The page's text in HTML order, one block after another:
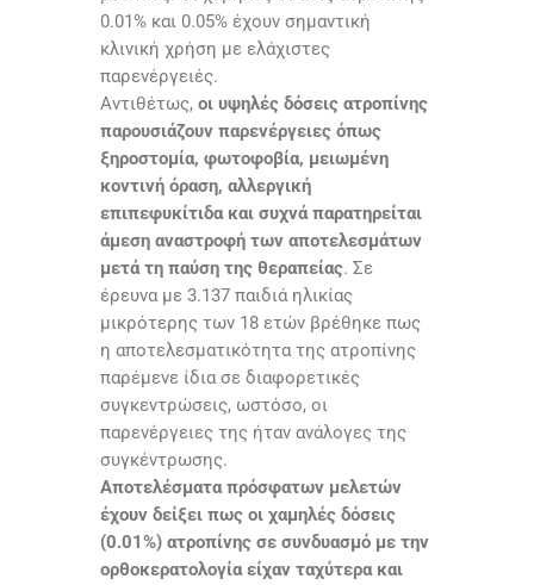
0.01% και 0.05% έχουν σημαντική
κλινική χρήση με ελάχιστες
παρενέργειές.
Αντιθέτως, οι υψηλές δόσεις ατροπίνης
παρουσιάζουν παρενέργειες όπως
ξηροστομία, φωτοφοβία, μειωμένη
κοντινή όραση, αλλεργική
επιπεφυκίτιδα και συχνά παρατηρείται
άμεση αναστροφή των αποτελεσμάτων
μετά τη παύση της θεραπείας. Σε
έρευνα με 3.137 παιδιά ηλικίας
μικρότερης των 18 ετών βρέθηκε πως
η αποτελεσματικότητα της ατροπίνης
παρέμενε ίδια σε διαφορετικές
συγκεντρώσεις, ωστόσο, οι
παρενέργειες της ήταν ανάλογες της
συγκέντρωσης.
Αποτελέσματα πρόσφατων μελετών
έχουν δείξει πως οι χαμηλές δόσεις
(0.01%) ατροπίνης σε συνδυασμό με την
ορθοκερατολογία είχαν ταχύτερα και